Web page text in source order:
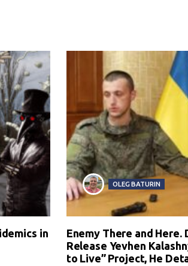
in
OLEG BATURIN
Enemy There and
Release Yevhen
to Live” Project, He